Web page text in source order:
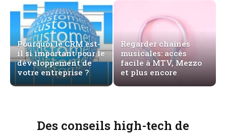
Pourquoi le CRM est-
il si important pour le
développement de
votre entreprise ?
Regarder chaînes
musicales: accès
facile à MTV, Mezzo
et plus encore
Des conseils high-tech de